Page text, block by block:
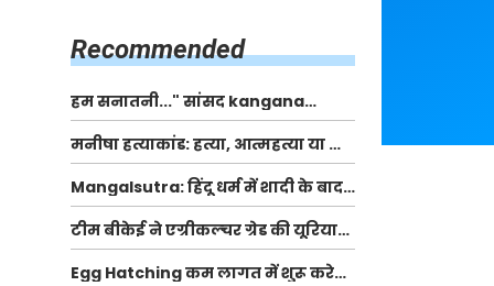
Recommended
हम सनातनी..." सांसद kangana
Ranaut से क्या बोली लड़की? Viral
Jantar-Mantar | CJP protest
मनीषा हत्याकांड: हत्या, आत्महत्या या कोई बड़ा राज?
| Full Story | Josh Haryana
Mangalsutra: हिंदू धर्म में शादी के बाद
मंगलसूत्र क्यों पहनती है महिलाएं, किसने
शुरु की ये परंपरा
टीम बीकेई ने एग्रीकल्चर ग्रेड की यूरिया
खाद गट्टों में बदलकर टेक्निकल ग्रेड में
बेचने वालों पर करवाई कार्रवाई:
Egg Hatching कम लागत में शुरू करे